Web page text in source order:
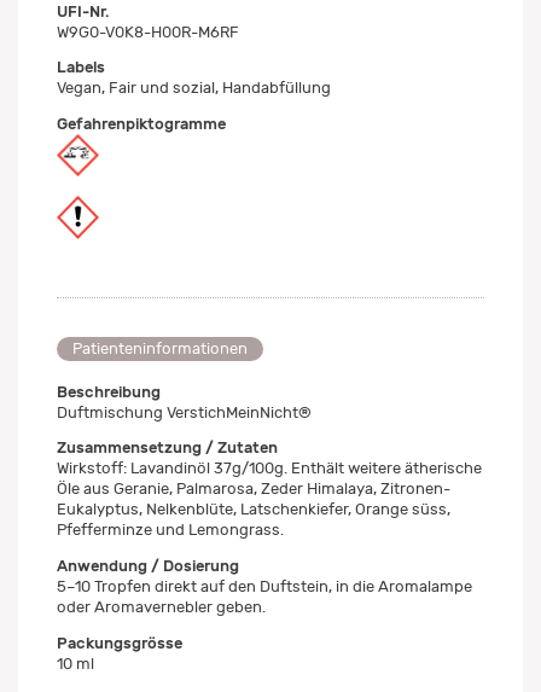
UFI-Nr.
W9G0-V0K8-H00R-M6RF
Labels
Vegan, Fair und sozial, Handabfüllung
Gefahrenpiktogramme
Patienteninformationen
Beschreibung
Duftmischung VerstichMeinNicht®
Zusammensetzung / Zutaten
Wirkstoff: Lavandinöl 37g/100g. Enthält weitere ätherische
Öle aus Geranie, Palmarosa, Zeder Himalaya, Zitronen-
Eukalyptus, Nelkenblüte, Latschenkiefer, Orange süss,
Pfefferminze und Lemongrass.
Anwendung / Dosierung
5–10 Tropfen direkt auf den Duftstein, in die Aromalampe
oder Aromavernebler geben.
Packungsgrösse
10 ml